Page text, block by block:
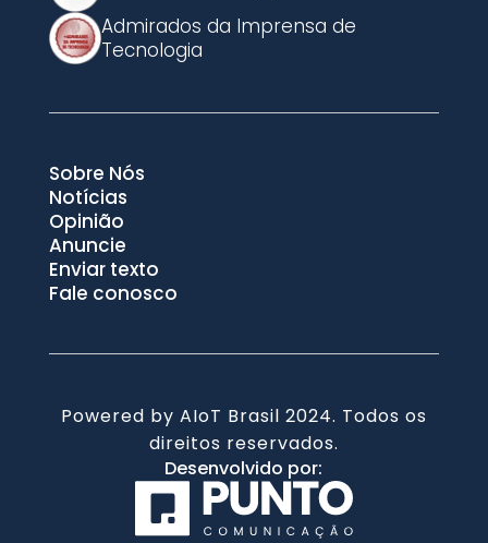
Admirados da Imprensa de
Tecnologia
Sobre Nós
Notícias
Opinião
Anuncie
Enviar texto
Fale conosco
Powered by AIoT Brasil 2024. Todos os
direitos reservados.
Desenvolvido por: